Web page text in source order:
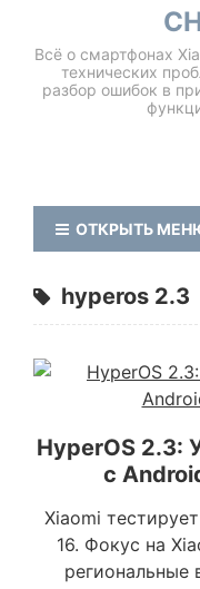
Всё о смартфонах
технических
разбор ошибок в
ОТКРЫТЬ
hyperos 2.3
HyperOS 2.3:
с
Xiaomi
16. Фокус на
региональные